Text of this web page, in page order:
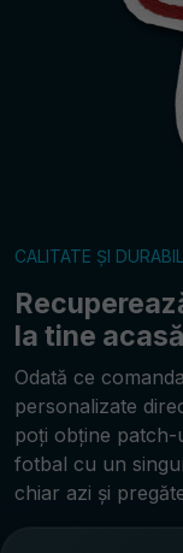
CALITATE ȘI
la tine acasă
Odată ce
personalizate
poți obține patch-
fotbal cu un
chiar azi și